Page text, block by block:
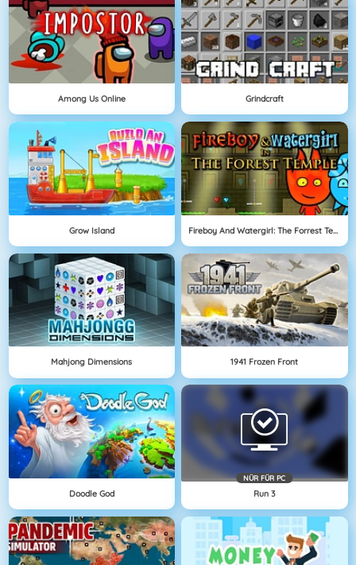
Among Us Online Grindcraft
Grow Island Fireboy And Watergirl: The Forrest Temple
Mahjong Dimensions 1941 Frozen Front
Doodle God
NÜR FÜR PC
Run 3